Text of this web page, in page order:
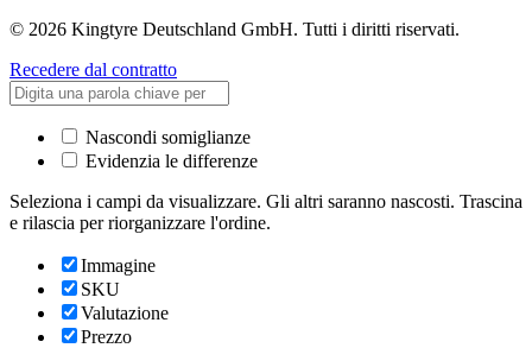
© 2026 Kingtyre Deutschland GmbH. Tutti i diritti riservati.
Recedere dal contratto
Nascondi somiglianze
Evidenzia le differenze
Seleziona i campi da visualizzare. Gli altri saranno nascosti. Trascina
e rilascia per riorganizzare l'ordine.
Immagine
SKU
Valutazione
Prezzo